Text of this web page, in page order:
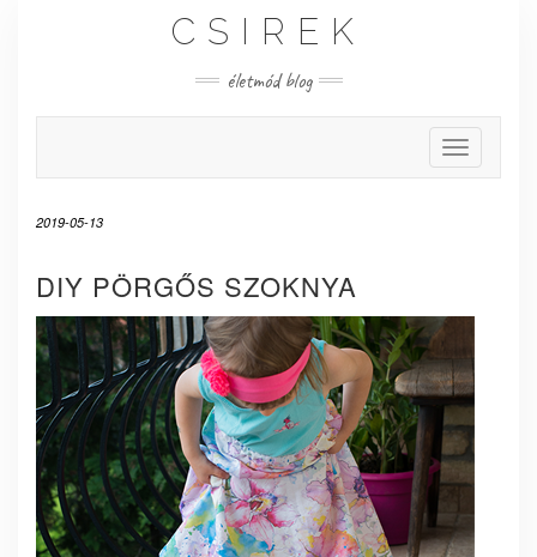
CSIREK
életmód blog
Toggle
2019-05-13
DIY PÖRGŐS SZOKNYA